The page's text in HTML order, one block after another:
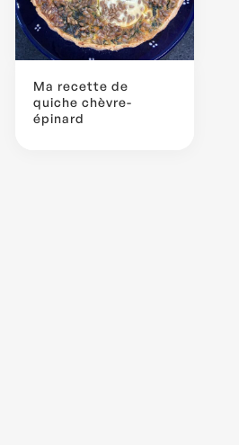
Ma recette de
quiche chèvre-
épinard